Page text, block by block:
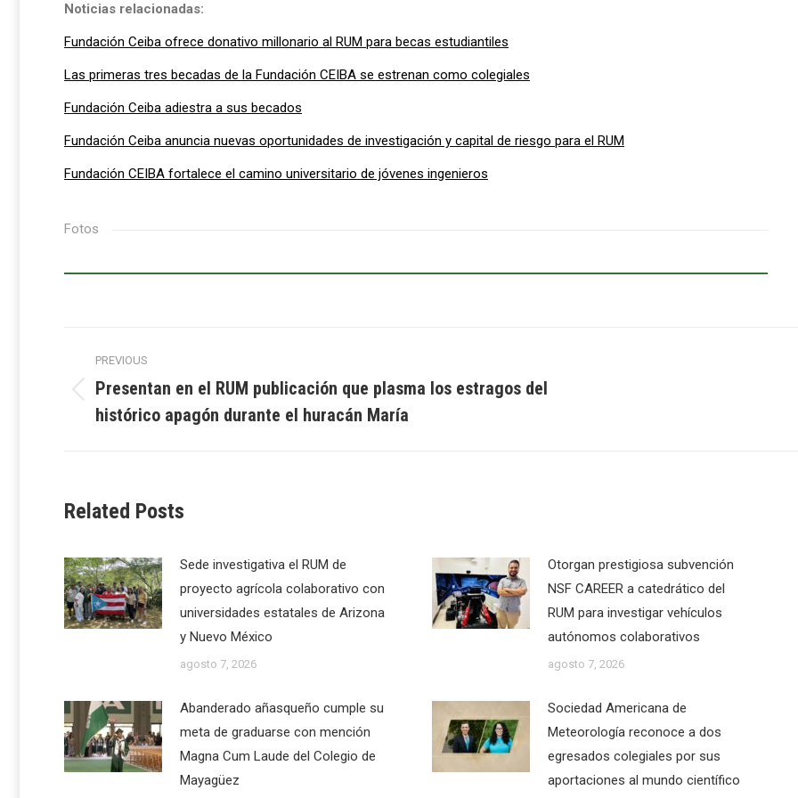
Noticias relacionadas:
Fundación Ceiba ofrece donativo millonario al RUM para becas estudiantiles
Las primeras tres becadas de la Fundación CEIBA se estrenan como colegiales
Fundación Ceiba adiestra a sus becados
Fundación Ceiba anuncia nuevas oportunidades de investigación y capital de riesgo para el RUM
Fundación CEIBA fortalece el camino universitario de jóvenes ingenieros
Fotos
Post
navigation
PREVIOUS
post:
Presentan en el RUM publicación que plasma los estragos del
histórico apagón durante el huracán María
Related Posts
Sede investigativa el RUM de
proyecto agrícola colaborativo con
universidades estatales de Arizona
y Nuevo México
agosto 7, 2026
Otorgan prestigiosa subvención
NSF CAREER a catedrático del
RUM para investigar vehículos
autónomos colaborativos
agosto 7, 2026
Abanderado añasqueño cumple su
meta de graduarse con mención
Magna Cum Laude del Colegio de
Mayagüez
Sociedad Americana de
Meteorología reconoce a dos
egresados colegiales por sus
aportaciones al mundo científico